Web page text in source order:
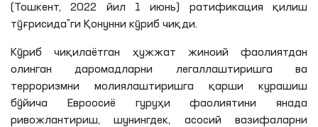
(Тошкент, 2022 йил 1 июнь) ратификация қилиш
тўғрисида”ги Қонунни кўриб чиқди.
Кўриб чиқилаётган ҳужжат жиноий фаолиятдан
олинган даромадларни легаллаштиришга ва
терроризмни молиялаштиришга қарши курашиш
бўйича Евроосиё гуруҳи фаолиятини янада
ривожлантириш, шунингдек, асосий вазифаларни